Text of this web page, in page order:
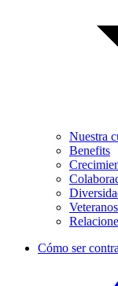
Nuestra
Benefits
Cómo ser